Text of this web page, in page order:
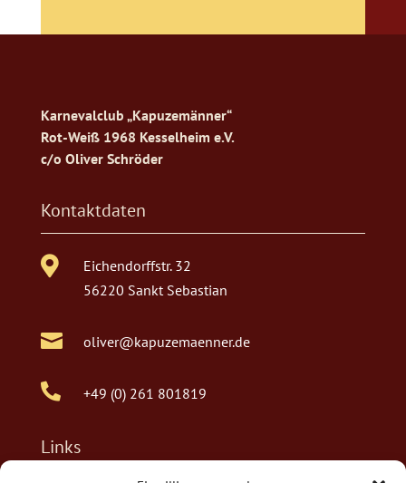
Karnevalclub „Kapuzemänner“
Rot-Weiß 1968 Kesselheim e.V.
c/o Oliver Schröder
Kontaktdaten

Eichendorffstr. 32
56220 Sankt Sebastian
 oliver@kapuzemaenner.de
 +49 (0) 261 801819
Links